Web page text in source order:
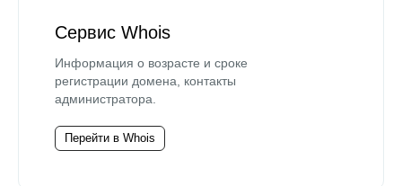
Сервис Whois
Информация о возрасте и сроке
регистрации домена, контакты
администратора.
Перейти в Whois